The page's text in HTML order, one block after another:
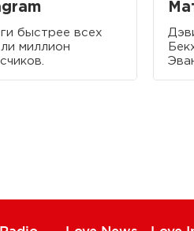
быстрее всех
миллион